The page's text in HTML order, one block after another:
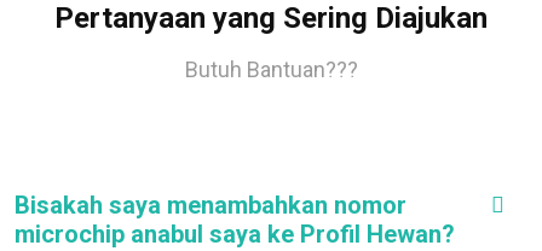
Pertanyaan yang Sering Diajukan
Butuh Bantuan???
Bisakah saya menambahkan nomor
microchip anabul saya ke Profil Hewan?